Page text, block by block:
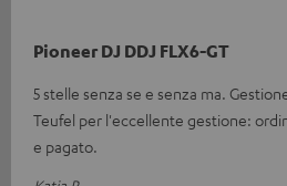
Pioneer DJ DDJ FLX6-GT
5 stelle senza se e senza ma.
Teufel per l'eccellente gestione:
e pagato.